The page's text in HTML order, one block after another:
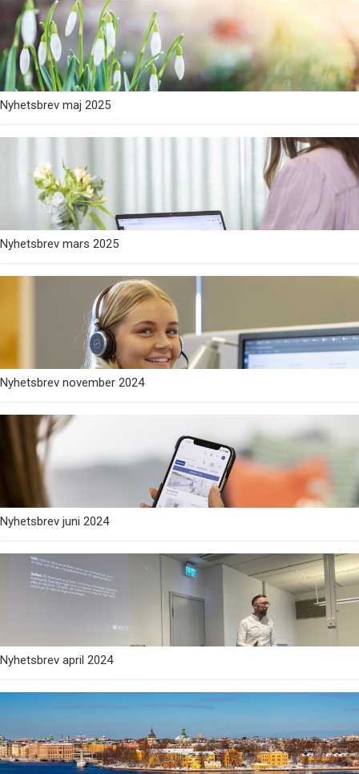
Nyhetsbrev maj 2025
Nyhetsbrev mars 2025
Nyhetsbrev november 2024
Nyhetsbrev juni 2024
Nyhetsbrev april 2024